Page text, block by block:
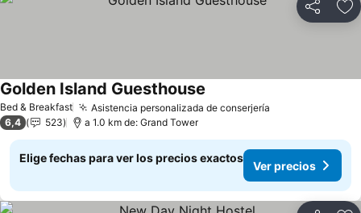
Compartir
Bed & Breakfast Asistencia personalizada de conserjería
Golden Island Guesthouse
6,4 523 a 1.0 km de: Grand Tower
Elige fechas para ver los precios exactos
Ver precios